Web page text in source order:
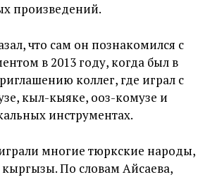
произведений.
что сам он познакомился с
в 2013 году, когда был в
коллег, где играл с
кыл-кыяке, ооз-комузе и
инструментах.
многие тюркские народы,
кыргызы. По словам Айсаева,